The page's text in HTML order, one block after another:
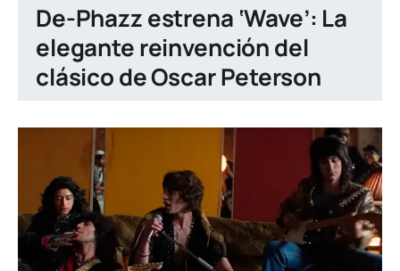
De-Phazz estrena ‘Wave’: La
elegante reinvención del
clásico de Oscar Peterson